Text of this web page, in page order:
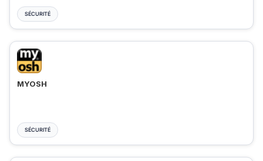
SÉCURITÉ
MYOSH
SÉCURITÉ